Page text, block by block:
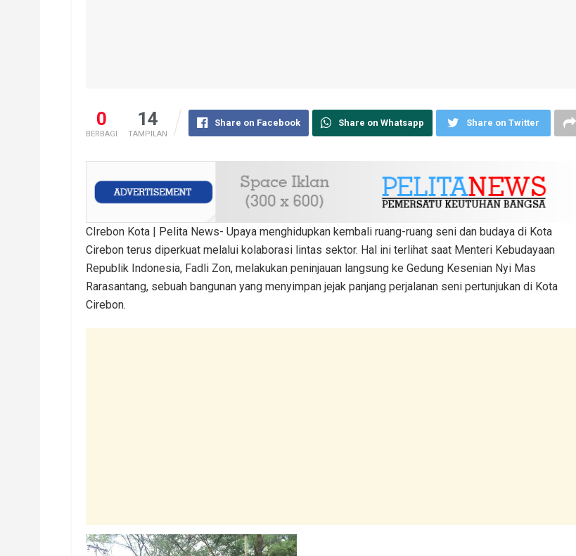
0
BERBAGI
14
TAMPILAN
Share on Facebook Share on Whatsapp Share on Twitter
CIrebon Kota | Pelita News- Upaya menghidupkan kembali ruang-ruang seni dan budaya di Kota
Cirebon terus diperkuat melalui kolaborasi lintas sektor. Hal ini terlihat saat Menteri Kebudayaan
Republik Indonesia, Fadli Zon, melakukan peninjauan langsung ke Gedung Kesenian Nyi Mas
Rarasantang, sebuah bangunan yang menyimpan jejak panjang perjalanan seni pertunjukan di Kota
Cirebon.